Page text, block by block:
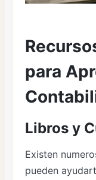
para
Libros y
Existen
pueden